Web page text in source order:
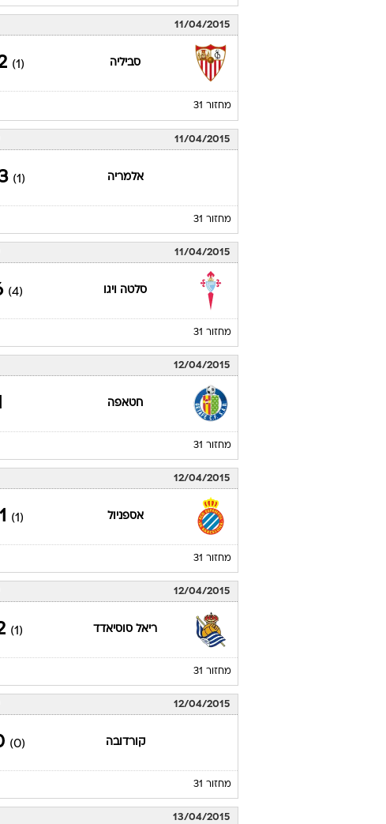
11/04/2015
סביליה (1)
2
מחזור 31
11/04/2015
אלמריה (1)
0
מחזור 31
11/04/2015
סלטה ויגו (4)
מחזור 31
12/04/2015
חטאפה
מחזור 31
12/04/2015
אספניול (1)
1 : 0
מחזור 31
12/04/2015
ריאל סוסיאדד (1)
2
מחזור 31
12/04/2015
קורדובה (0)
מחזור 31
13/04/2015